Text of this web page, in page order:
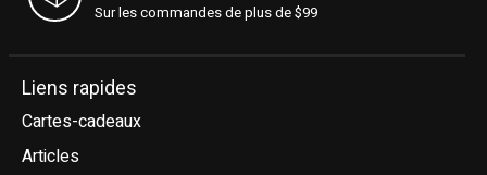
Sur les commandes de plus de $99
Liens rapides
Cartes-cadeaux
Articles